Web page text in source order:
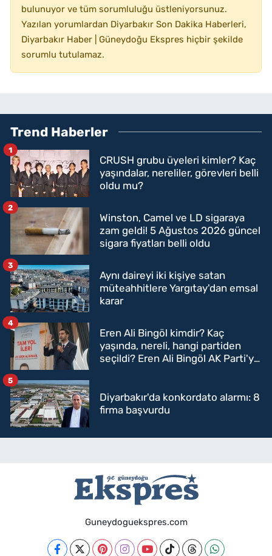
bulunuyor ve tüm sorumluluğu üstleniyorsunuz.
Yazılan yorumlardan Diyarbakır Son Dakika Haberleri,
Diyarbakır Haber | Güneydoğu Ekspres hiçbir şekilde
sorumlu tutulamaz.
Trend Haberler
CRUSH grubu üyeleri kimler? Kaç
yaşındalar, nereliler, görevleri belli
oldu mu?
1
Winston, Camel ve LD sigaraya
zam geldi! 5 Ağustos 2026 güncel
sigara fiyatları belli oldu
2
Aynı daireyi iki kişiye satan
müteahhitlere Yargıtay'dan emsal
karar
3
Eren Ali Bingöl kimdir? Kaç
yaşında, nereli, hangi partiden
seçildi? Eren Ali Bingöl AK Parti'ye
4
Diyarbakır'da konkordato alarmı: 8
firma başvurdu
5
Guneydoguekspres.com